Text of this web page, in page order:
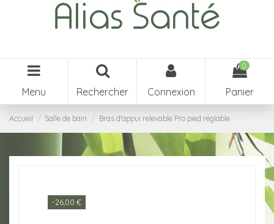
Menu Rechercher Connexion
0
Panier
Accueil Salle de bain Bras d'appui relevable Pro pied réglable
-26,00 €